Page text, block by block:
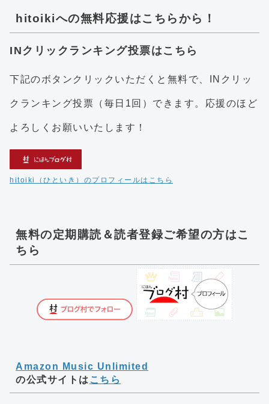
hitoikiへの無料応援はこちらから！
INクリックランキング投票はこちら
下記のボタンクリックいただくと無料で、INクリッ
クランキング投票（毎日1回）できます。応援のほど
よろしくお願いいたします！
hitoiki（ひといき）のプロフィールはこちら
無料の定期購読＆読者登録ご希望の方はこ
ちら
Amazon Music Unlimited
の公式サイトは こちら